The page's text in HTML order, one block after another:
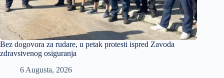
Bez dogovora za rudare, u petak protesti ispred Zavoda
zdravstvenog osiguranja
6 Augusta, 2026